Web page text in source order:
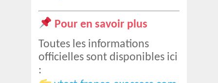
Pour en savoir plus
Toutes les informations
officielles sont disponibles ici
: